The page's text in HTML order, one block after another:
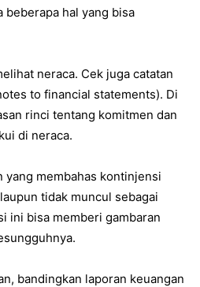
beberapa hal yang bisa
neraca. Cek juga catatan
to financial statements). Di
rinci tentang komitmen dan
di neraca.
yang membahas kontinjensi
tidak muncul sebagai
ini bisa memberi gambaran
bandingkan laporan keuangan